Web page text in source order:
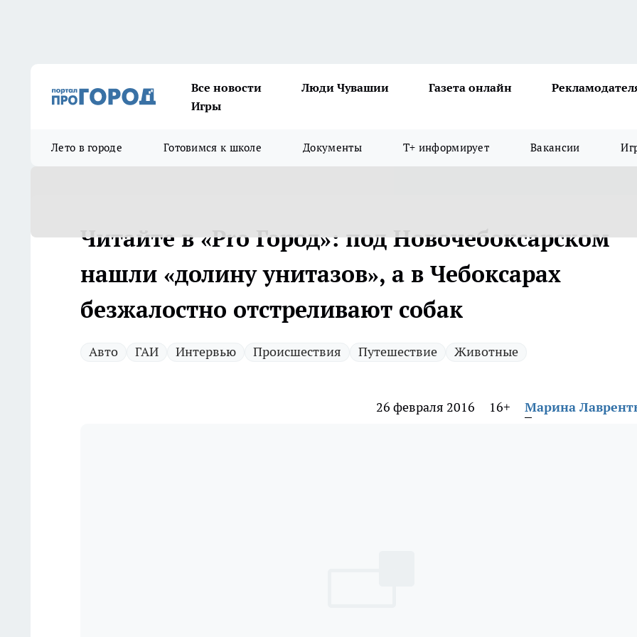
Все новости Люди Чувашии Газета онлайн
Игры
Лето в городе Готовимся к школе Документы Т+ информирует Вакансии
Читайте в «Pro Город»: под Новочебоксарском
нашли «долину унитазов», а в Чебоксарах
безжалостно отстреливают собак
Авто ГАИ Интервью Происшествия Путешествие Животные
26 февраля 2016 16+ Марина